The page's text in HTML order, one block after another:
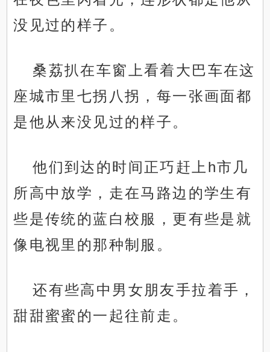
没见过的样子。
桑荔扒在车窗上看着大巴车在这
座城市里七拐八拐，每一张画面都
是他从来没见过的样子。
他们到达的时间正巧赶上h市几
所高中放学，走在马路边的学生有
些是传统的蓝白校服，更有些是就
像电视里的那种制服。
还有些高中男女朋友手拉着手，
甜甜蜜蜜的一起往前走。